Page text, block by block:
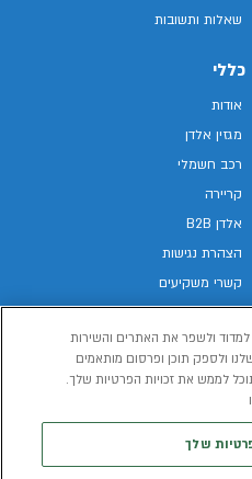
שאלות ותשובות
כללי
אודות
מגזין אלדן
רכב חשמלי
קריירה
אלדן B2B
הצהרת נגישות
קשרי משקיעים
מפת האתר
מדיניות פרטיות
תנאי שימוש
ולשפר את האתרים והשירות
ולספק תוכן ופרסום מותאמים
לממש את זכויות הפרטיות שלך.
שלך